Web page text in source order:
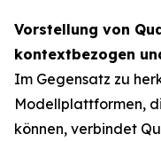
Vorstellung von
kontextbezogen
Im Gegensatz zu
Modellplattformen,
können, verbindet